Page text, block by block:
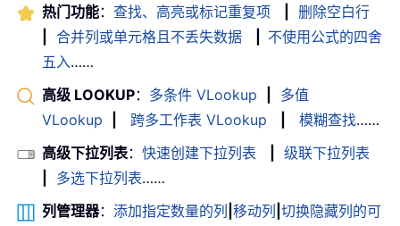
热门功能： 查找、高亮或标记重复项
删除空白行
合并列或单元格且不丢失数据
不使用公式的四舍
五入……
高级 LOOKUP： 多条件 VLookup
多值
VLookup
跨多工作表 VLookup 模糊查找……
高级下拉列表： 快速创建下拉列表
级联下拉列表
多选下拉列表……
列管理器： 添加指定数量的列 移动列 切换隐藏列的可